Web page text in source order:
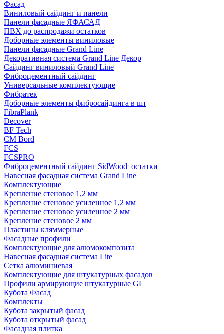
Фасад
Виниловый сайдинг и панели
Панели фасадные ЯФАСАД
ПВХ до распродажи остатков
Доборные элементы виниловые
Панели фасадные Grand Line
Декоративная система Grand Line Декор
Сайдинг виниловый Grand Line
Фиброцементный сайдинг
Универсальные комплектующие
Фибратек
Доборные элементы фибросайдинга в шт
FibraPlank
Decover
BF Tech
CM Bord
FCS
FCSPRO
Фиброцементный сайдинг SidWood_остатки
Навесная фасадная система Grand Line
Комплектующие
Крепление стеновое 1,2 мм
Крепление стеновое усиленное 1,2 мм
Крепление стеновое усиленное 2 мм
Крепление стеновое 2 мм
Пластины кляммерные
Фасадные профили
Комплектующие для алюмокомпозита
Навесная фасадная система Lite
Сетка алюминиевая
Комплектующие для штукатурных фасадов
Профили армирующие штукатурные GL
Кубота Фасад
Комплекты
Кубота закрытый фасад
Кубота открытый фасад
Фасадная плитка